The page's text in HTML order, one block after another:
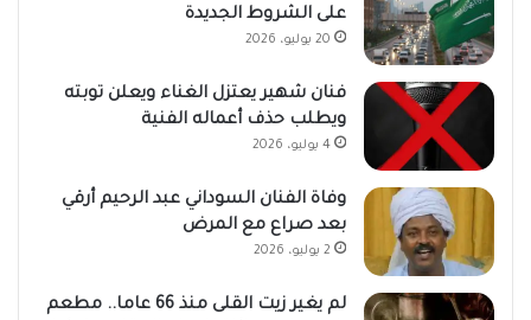
على الشروط الجديدة
20 يوليو، 2026
فنان شهير يعتزل الغناء ويعلن توبته
ويطلب حذف أعماله الفنية
4 يوليو، 2026
وفاة الفنان السوداني عبد الرحيم أرقي
بعد صراع مع المرض
2 يوليو، 2026
لم يغير زيت القلى منذ 66 عاما.. مطعم